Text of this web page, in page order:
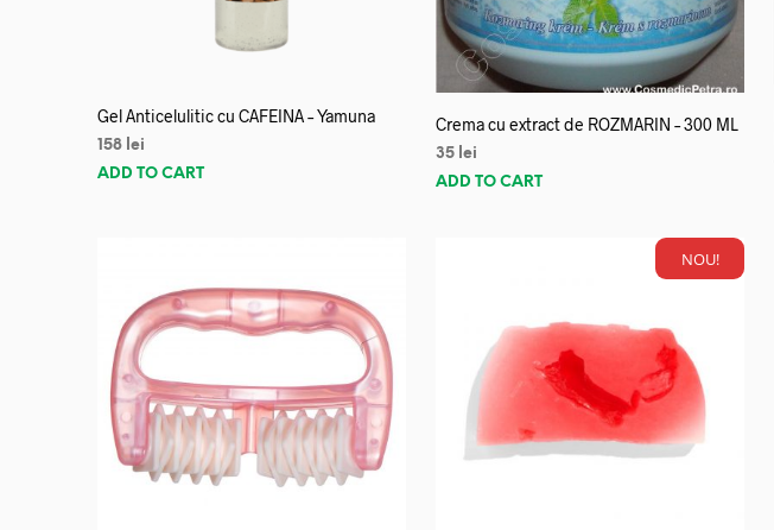
Gel Anticelulitic cu CAFEINA – Yamuna
158 lei
ADD TO CART
Crema cu extract de ROZMARIN – 300 ML
35 lei
ADD TO CART
NOU!